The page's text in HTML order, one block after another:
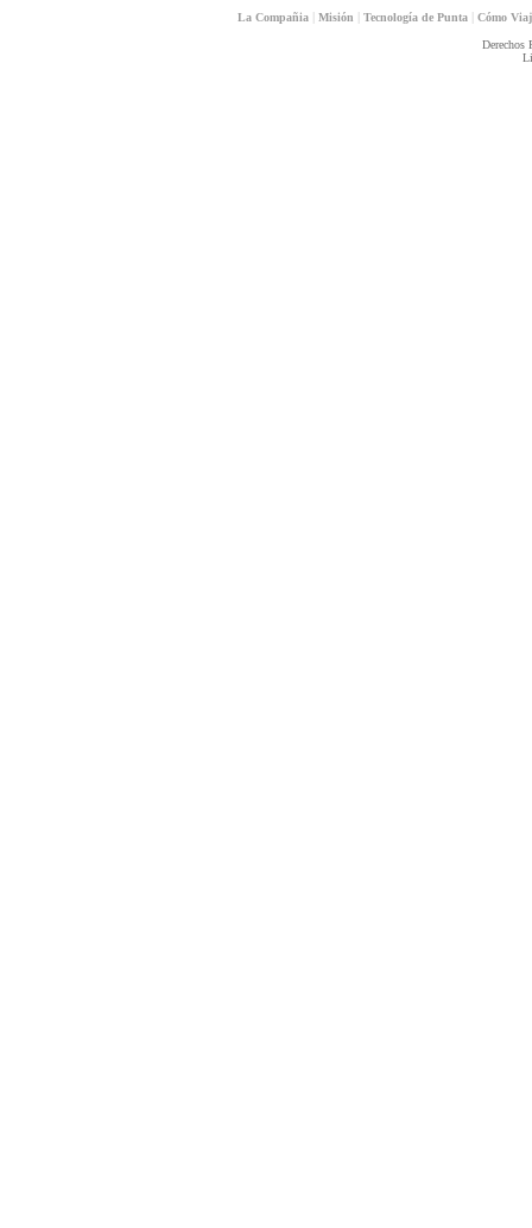
La Compañia | Misión | Tecnología de Punta | Cómo
Derechos